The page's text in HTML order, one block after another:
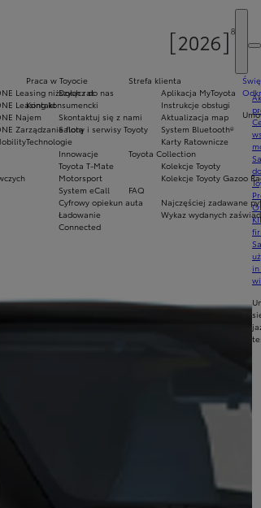
Praca w Toyocie
Dołącz do nas
Kontakt
Skontaktuj się z nami
Salony i serwisy Toyoty
Technologie
Innowacje
Toyota T-Mate
Motorsport
System eCall
Cyfrowy opiekun auta
Ładowanie
Connected
Leasing niższych rat
Leasing konsumencki
Najem
Zarządzanie flotą
Strefa klienta
Aplikacja MyToyota
Instrukcje obsługi
Aktualizacja map
System Bluetooth®
Karty Ratownicze
Toyota Collection
Kolekcje Toyoty
Kolekcje Toyoty Gazoo
FAQ
Najczęściej zadawane
Wykaz wydanych